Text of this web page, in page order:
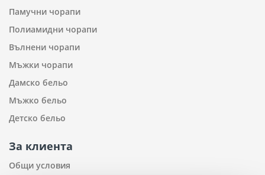
Памучни чорапи
Полиамидни чорапи
Вълнени чорапи
Мъжки чорапи
Дамско бельо
Мъжко бельо
Детско бельо
За клиента
Общи условия